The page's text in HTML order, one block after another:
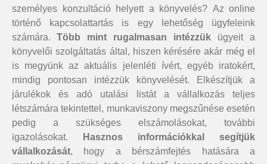
személyes konzultáció helyett a könyvelés? Az online
történő kapcsolattartás is egy lehetőség ügyfeleink
számára. Több mint rugalmasan intézzük ügyeit a
könyvelői szolgáltatás által, hiszen kérésére akár még el
is megyünk az aktuális jelenléti ívért, egyéb iratokért,
mindig pontosan intézzük könyvelését. Elkészítjük a
járulékok és adó utalási listát a vállalkozás teljes
létszámára tekintettel, munkaviszony megszűnése esetén
pedig a szükséges elszámolásokat, további
igazolásokat.
Hasznos információkkal segítjük
vállalkozását, hogy a bérszámfejtés hatására a